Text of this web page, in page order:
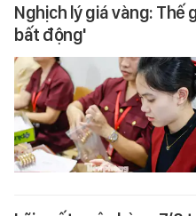
Nghịch lý giá vàng: Thế
bất động'